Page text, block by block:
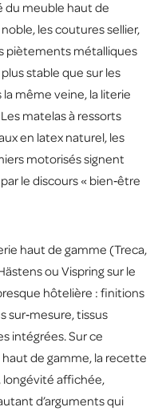
du meuble haut de
les coutures sellier,
piètements métalliques
stable que sur les
même veine, la literie
matelas à ressorts
en latex naturel, les
motorisés signent
le discours « bien‑être
haut de gamme (Treca,
ou Vispring sur le
hôtelière : finitions
sur‑mesure, tissus
intégrées. Sur ce
de gamme, la recette
longévité affichée,
d’arguments qui